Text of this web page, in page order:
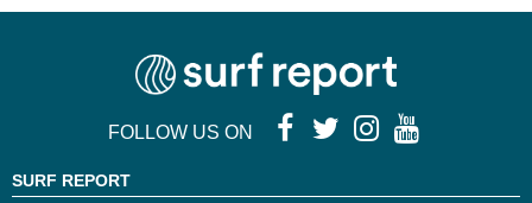
FOLLOW US ON
SURF REPORT